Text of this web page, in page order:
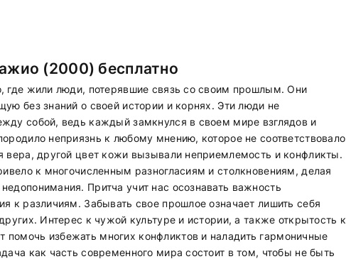
(2000) бесплатно
где жили люди, потерявшие связь со своим прошлым. Они
без знаний о своей истории и корнях. Эти люди не
собой, ведь каждый замкнулся в своем мире взглядов и
неприязнь к любому мнению, которое не соответствовало
вера, другой цвет кожи вызывали неприемлемость и конфликты.
к многочисленным разногласиям и столкновениям, делая
Притча учит нас осознавать важность
к различиям. Забывать свое прошлое означает лишить себя
Интерес к чужой культуре и истории, а также открытость к
избежать многих конфликтов и наладить гармоничные
как часть современного мира состоит в том, чтобы не быть